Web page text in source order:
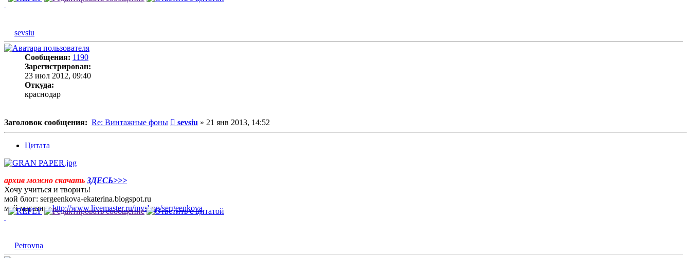
sevsiu
Сообщения: 1190
Зарегистрирован:
23 июл 2012, 09:40
Откуда:
краснодар
Заголовок сообщения: Re: Винтажные фоны Сообщение
sevsiu » 21 янв 2013, 14:52
Цитата
архив можно скачать ЗДЕСЬ>>>
Хочу учиться и творить!
мой блог: sergeenkova-ekaterina.blogspot.ru
мой магазин:http://www.livemaster.ru/myshop/sergeenkova
Petrovna